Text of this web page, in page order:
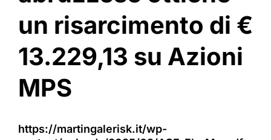
un risarcimento di €
13.229,13 su Azioni
MPS
https://martingalerisk.it/wp-